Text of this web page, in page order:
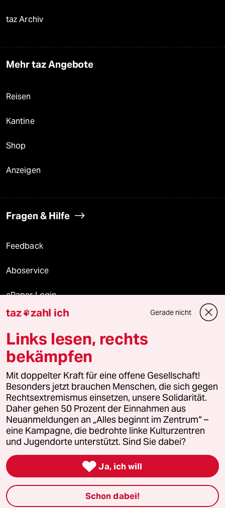
taz Archiv
Mehr taz Angebote
Reisen
Kantine
Shop
Anzeigen
Fragen & Hilfe
Feedback
Aboservice
ePaper Login
Downloads für Abonnierende
© 2026 taz Verlags und Vertriebs GmbH
Alle Rechte vorbehalten. Bei rechtlichen Fragen oder für Genehmigungen
wenden Sie sich bitte an
lizenzen@taz.de
Feedback Redaktionsstatut Kommune-Richtlinien
Leitlinie Informant Datenschutz Impressum AGB
Seitenwende Einwilligungen widerrufen (Ads)
taz zahl ich Gerade nicht
Links lesen, rechts
bekämpfen
Mit doppelter Kraft für eine offene Gesellschaft!
Besonders jetzt brauchen Menschen, die sich gegen
Rechtsextremismus einsetzen, unsere Solidarität.
Daher gehen 50 Prozent der Einnahmen aus
Neuanmeldungen an „Alles beginnt im Zentrum“ –
eine Kampagne, die bedrohte linke Kulturzentren
und Jugendorte unterstützt. Sind Sie dabei?
 Ja, ich will
Schon dabei!